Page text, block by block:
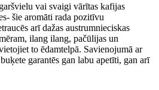
vai svaigi vārītas kafijas
šie aromāti rada pozitīvu
arī dažas austrumnieciskas
ilang ilang, pačūlijas un
to ēdamtelpā. Savienojumā ar
garantēs gan labu apetīti, gan arī